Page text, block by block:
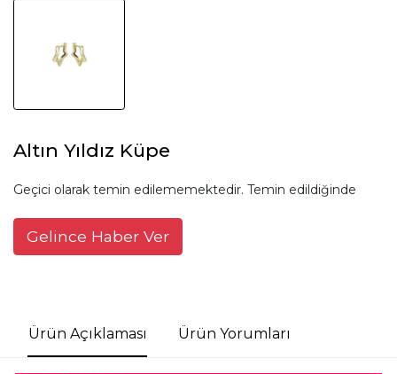
Altın Yıldız Küpe
Geçici olarak temin edilememektedir. Temin edildiğinde
Gelince Haber Ver
Ürün Açıklaması Ürün Yorumları